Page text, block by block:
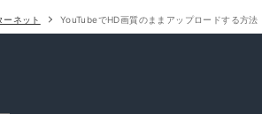
ーネット YouTubeでHD画質のままアップロードする方法